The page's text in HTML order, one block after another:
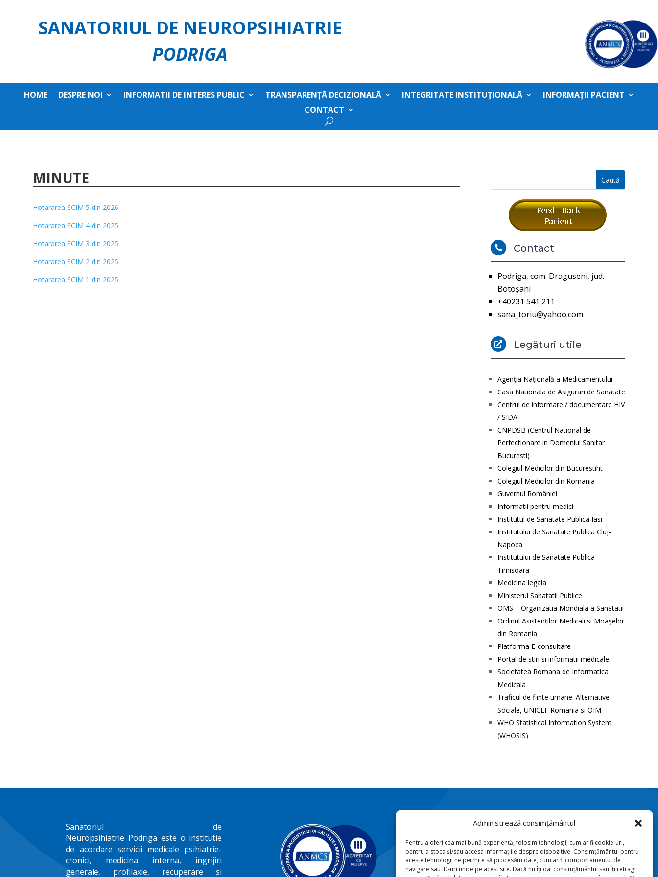
Administrează consimțământul
Pentru a oferi cea mai bună experiență, folosim tehnologii, cum ar fi cookie-uri,
pentru a stoca și/sau accesa informațiile despre dispozitive. Consimțământul pentru
aceste tehnologii ne permite să procesăm date, cum ar fi comportamentul de
navigare sau ID-uri unice pe acest site. Dacă nu îți dai consimțământul sau îți retragi
SANATORIUL DE NEUROPSIHIATRIE
PODRIGA
HOME DESPRE NOI INFORMATII DE INTERES PUBLIC TRANSPARENȚĂ DECIZIONALĂ INTEGRITATE INSTITUȚIONALĂ
INFORMAȚII PACIENT
CONTACT
MINUTE
Hotararea SCIM 5 din 2026
Hotararea SCIM 4 din 2025
Hotararea SCIM 3 din 2025
Hotararea SCIM 2 din 2025
Hotararea SCIM 1 din 2025
 Contact
Podriga, com. Draguseni, jud.
Botoşani
+40231 541 211
sana_toriu@yahoo.com
 Legături utile
Agenţia Naţională a Medicamentului
Casa Nationala de Asigurari de Sanatate
Centrul de informare / documentare HIV
/ SIDA
CNPDSB (Centrul National de
Perfectionare in Domeniul Sanitar
Bucuresti)
Colegiul Medicilor din Bucurestiht
Colegiul Medicilor din Romania
Guvernul României
Informatii pentru medici
Institutul de Sanatate Publica Iasi
Institutului de Sanatate Publica Cluj-
Napoca
Institutului de Sanatate Publica
Timisoara
Medicina legala
Ministerul Sanatatii Publice
OMS – Organizatia Mondiala a Sanatatii
Ordinul Asistenţilor Medicali si Moaşelor
din Romania
Platforma E-consultare
Portal de stiri si informatii medicale
Societatea Romana de Informatica
Medicala
Traficul de fiinte umane: Alternative
Sociale, UNICEF Romania si OIM
WHO Statistical Information System
(WHOSIS)
Sanatoriul de
Neuropsihiatrie Podriga este o institutie
de acordare servicii medicale psihiatrie-
cronici, medicina interna, ingrijiri
generale, profilaxie, recuperare si
Podriga, com. Draguseni,
jud. Botoşani
 +40231 541 211